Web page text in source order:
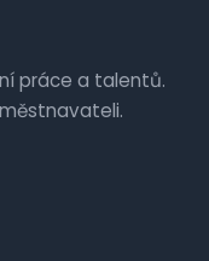
práce a talentů.